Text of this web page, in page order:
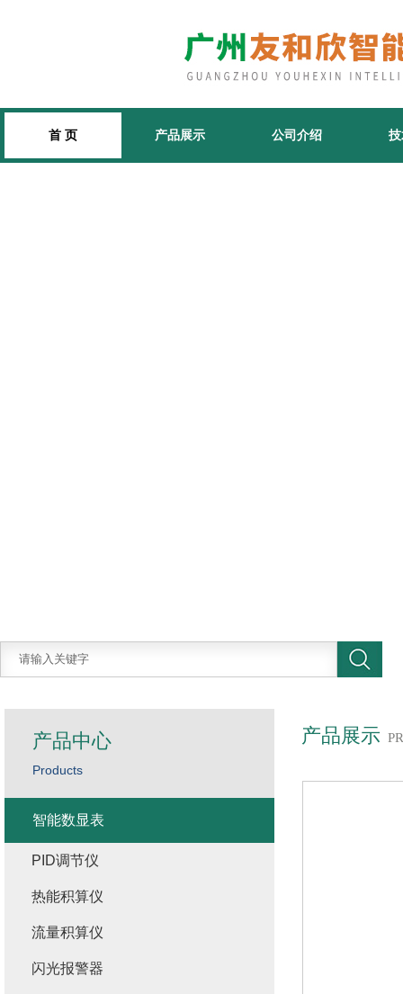
首 页 产品展示 公司介绍
产品展示
产品中心
Products
智能数显表
PID调节仪
热能积算仪
流量积算仪
闪光报警器